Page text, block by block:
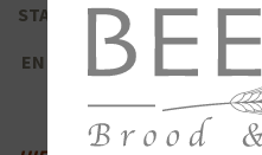
STATIONSWEG, BERENKOOG
EN ZUID-SCHARWOUDE